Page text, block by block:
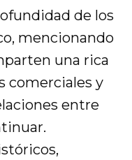
de los
mencionando
una rica
comerciales y
entre